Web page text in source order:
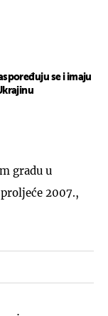
se i imaju
gradu u
2007.,